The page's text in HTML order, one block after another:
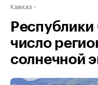
Кавказ
число
солнечной